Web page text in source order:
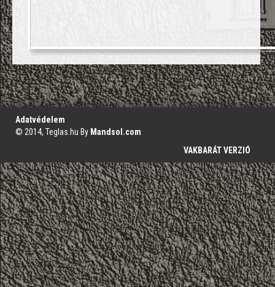
';
Adatvédelem
© 2014, Teglas.hu By Mandsol.com
VAKBARÁT VERZIÓ